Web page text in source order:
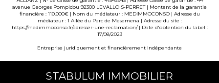
avenue Georges Pompidou 92300 LEVALLOIS-PERRET | Montant de la garantie
financière : 110.000€ | Nom du médiateur : MEDIMMOCONSO | Adresse du
médiateur : 1 Allée du Parc de Mesemena | Adresse du site :
https://medimmoconso.fr/adresser-une-reclamation/| Date d'obtention du label :
17/08/2023
Entreprise juridiquement et financièrement indépendante
STABULUM IMMOBILIER